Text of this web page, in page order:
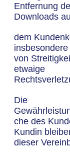
Entfernung
Downloads
dem
von
etwaige
Die
che des
Kundin
dieser